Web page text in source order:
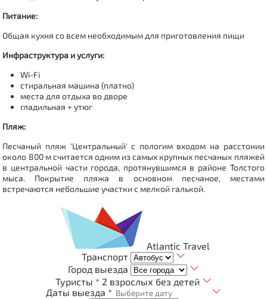
Питание:
Общая кухня со всем необходимым для приготовления пищи
Инфраструктура и услуги:
Wi-Fi
стиральная машина (платно)
места для отдыха во дворе
гладильная + утюг
Пляж:
Песчаный пляж 'Центральный' с пологим входом на расстонии
около 800 м считается одним из самых крупных песчаных пляжей
в центральной части города, протянувшимся в районе Толстого
мыса. Покрытие пляжа в основном песчаное, местами
встречаются небольшие участки с мелкой галькой.
Atlantic Travel
Транспорт
Город выезда
Туристы * 2 взрослых без детей
Даты выезда *